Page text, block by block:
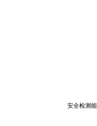
安全检测